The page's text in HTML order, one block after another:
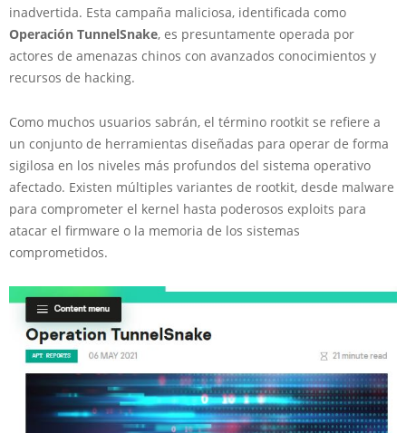
inadvertida. Esta campaña maliciosa, identificada como
Operación TunnelSnake, es presuntamente operada por
actores de amenazas chinos con avanzados conocimientos y
recursos de hacking.
Como muchos usuarios sabrán, el término rootkit se refiere a
un conjunto de herramientas diseñadas para operar de forma
sigilosa en los niveles más profundos del sistema operativo
afectado. Existen múltiples variantes de rootkit, desde malware
para comprometer el kernel hasta poderosos exploits para
atacar el firmware o la memoria de los sistemas
comprometidos.